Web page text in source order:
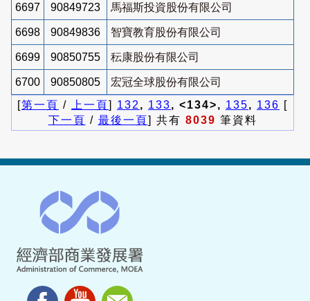
6697 90849723 馬福斯投資股份有限公司
6698 90849836 智寶教育股份有限公司
6699 90850755 秐康股份有限公司
6700 90850805
宏冠全球股份有限公司
[第一頁 / 上一頁] 132 , 133, <134>, 135, 136 [
下一頁 / 最後一頁] 共有 8039 筆資料